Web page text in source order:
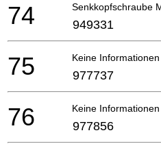
Senkkopfschraube
74 949331
Keine
75 977737
Keine
76 977856